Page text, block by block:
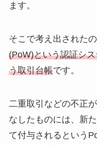
ます。
そこで考え出されたの
(PoW)という認証シ
う取引台帳です。
二重取引などの不正
なしたものには、新
て付与されるという